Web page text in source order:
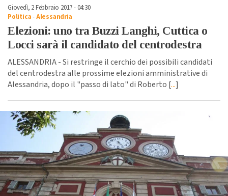
Giovedì, 2 Febbraio 2017 - 04:30
Politica-Alessandria
Elezioni: uno tra Buzzi Langhi, Cuttica o
Locci sarà il candidato del centrodestra
ALESSANDRIA - Si restringe il cerchio dei possibili candidati
del centrodestra alle prossime elezioni amministrative di
Alessandria, dopo il "passo di lato" di Roberto [...]